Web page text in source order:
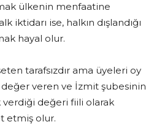
ülkenin menfaatine
iktidarı ise, halkın dışlandığı
hayal olur.
tarafsızdır ama üyeleri oy
değer veren ve İzmit şubesinin
verdiği değeri fiili olarak
etmiş olur.